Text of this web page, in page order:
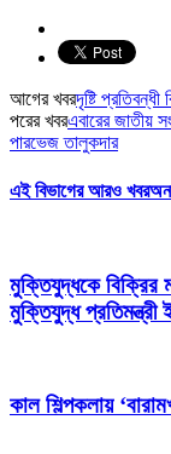
আগের খবরদৃষ্টি প্রতিবন্ধী
পরের খবরএবারের জাতীয়
পারভেজ তালুকদার
এই বিভাগের আরও খবর
মুক্তিযুদ্ধকে বিক্রির
মুক্তিযুদ্ধ
কাল শিল্পকলায়